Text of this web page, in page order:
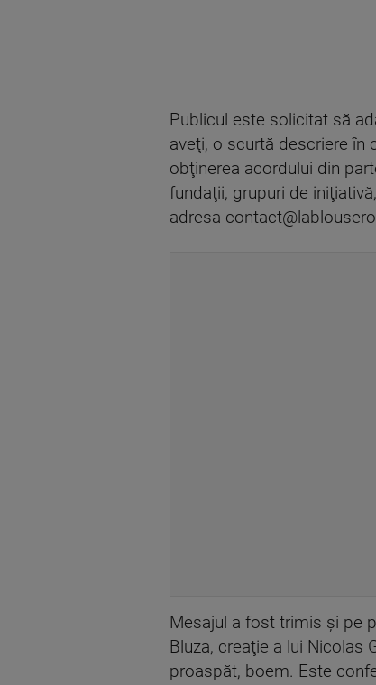
Publicul este solicitat să
aveţi, o scurtă descriere în
obţinerea acordului din
fundaţii, grupuri de
adresa
Mesajul a fost trimis şi pe
Bluza, creaţie a lui Nicolas
proaspăt, boem. Este